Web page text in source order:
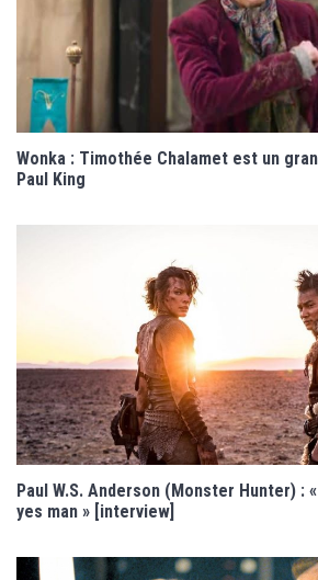
Wonka : Timothée Chalamet est un
Paul King
Paul W.S. Anderson (Monster Hunter) :
yes man » [interview]